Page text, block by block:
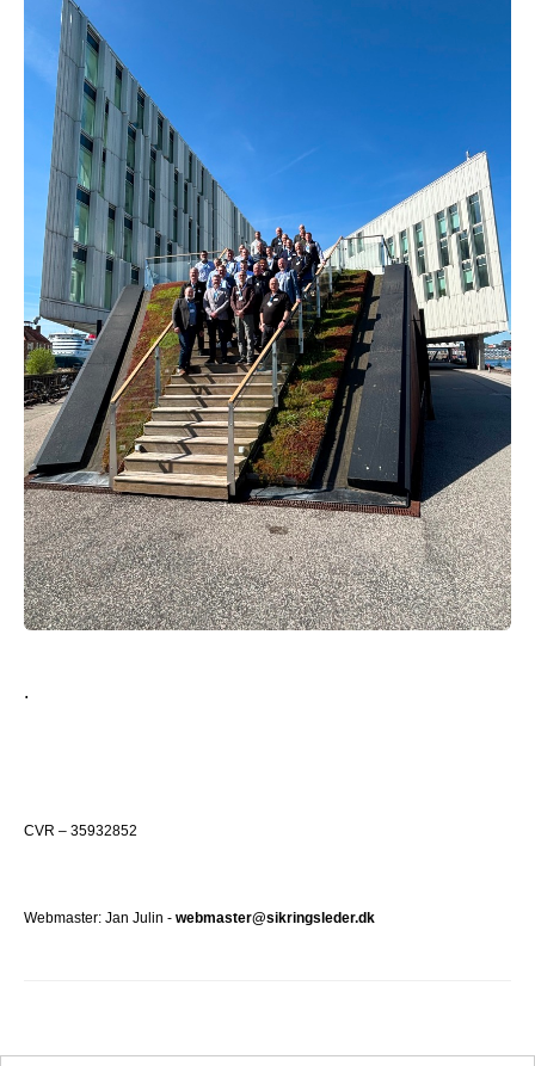
.
CVR – 35932852
Webmaster: Jan Julin - webmaster@sikringsleder.dk